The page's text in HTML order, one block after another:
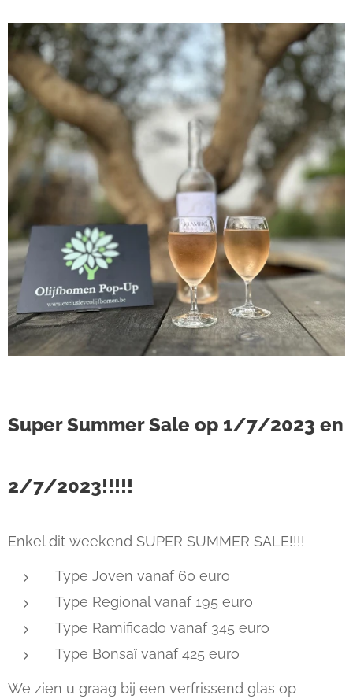
Super Summer Sale op 1/7/2023 en
2/7/2023!!!!!
Enkel dit weekend SUPER SUMMER SALE!!!!
Type Joven vanaf 60 euro
Type Regional vanaf 195 euro
Type Ramificado vanaf 345 euro
Type Bonsaï vanaf 425 euro
We zien u graag bij een verfrissend glas op